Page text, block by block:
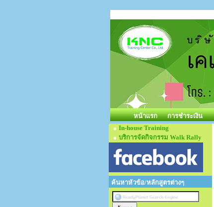
หน้าแรก การชำระเงิน
In-house Training
บริการจัดกิจกรรม Walk Rally
ค้นหาหัวข้อ/หลักสูตรต่างๆ